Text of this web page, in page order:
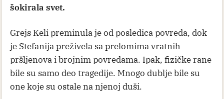
šokirala svet.
Grejs Keli preminula je od posledica povreda, dok
je Stefanija preživela sa prelomima vratnih
pršljenova i brojnim povredama. Ipak, fizičke rane
bile su samo deo tragedije. Mnogo dublje bile su
one koje su ostale na njenoj duši.